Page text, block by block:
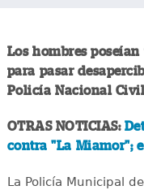
Los hombres
para pasar
Policía Nacional Civil
OTRAS NOTICIAS:
contra "La Miamor";
La Policía Municipal